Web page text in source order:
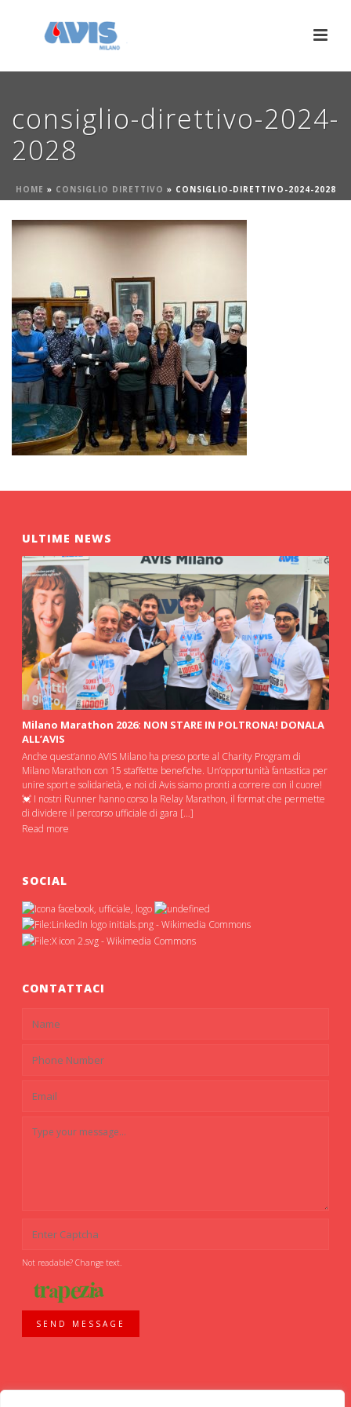
consiglio-direttivo-2024-
2028
HOME » CONSIGLIO DIRETTIVO » CONSIGLIO-DIRETTIVO-2024-2028
ULTIME NEWS
Milano Marathon 2026: NON STARE IN POLTRONA! DONALA
ALL’AVIS
Anche quest’anno AVIS Milano ha preso porte al Charity Program di
Milano Marathon con 15 staffette benefiche. Un’opportunità fantastica per
unire sport e solidarietà, e noi di Avis siamo pronti a correre con il cuore!
💓 I nostri Runner hanno corso la Relay Marathon, il format che permette
di dividere il percorso ufficiale di gara […]
Read more
SOCIAL
CONTATTACI
Not readable? Change text.
SEND MESSAGE